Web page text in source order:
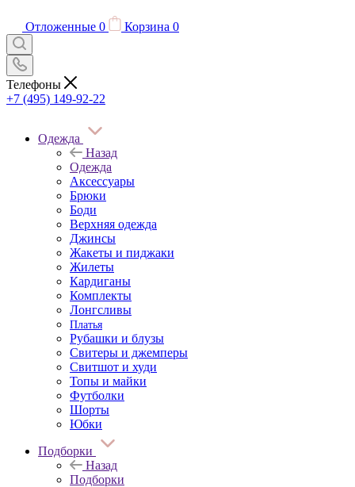
Отложенные 0 Корзина 0
Телефоны
+7 (495) 149-92-22
Одежда
Назад
Одежда
Аксессуары
Брюки
Боди
Верхняя одежда
Джинсы
Жакеты и пиджаки
Жилеты
Кардиганы
Комплекты
Лонгсливы
Платья
Рубашки и блузы
Свитеры и джемперы
Свитшот и худи
Топы и майки
Футболки
Шорты
Юбки
Подборки
Назад
Подборки